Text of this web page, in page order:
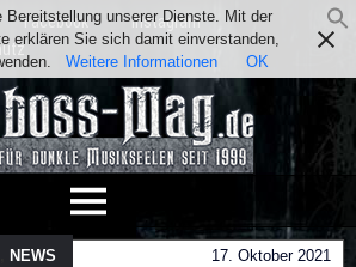
Facebook
Instagram
NEWS 17. Oktober 2021
Bereitstellung unserer Dienste. Mit der
erklären Sie sich damit einverstanden,
Weitere Informationen OK